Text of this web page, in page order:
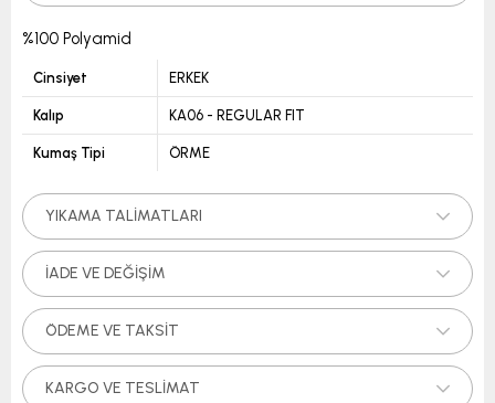
%100 Polyamid
Cinsiyet ERKEK
Kalıp KA06 - REGULAR FIT
Kumaş Tipi ÖRME
YIKAMA TALIMATLARI
İADE VE DEĞIŞIM
ÖDEME VE TAKSIT
KARGO VE TESLIMAT